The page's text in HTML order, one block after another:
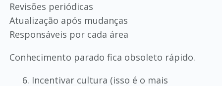
Revisões periódicas
Atualização após mudanças
Responsáveis por cada área
Conhecimento parado fica obsoleto rápido.
Incentivar cultura (isso é o mais